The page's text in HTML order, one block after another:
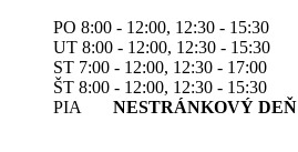
PO 8:00 - 12:00, 12:30 - 15:30
UT 8:00 - 12:00, 12:30 - 15:30
ST 7:00 - 12:00, 12:30 - 17:00
ŠT 8:00 - 12:00, 12:30 - 15:30
PIA NESTRÁNKOVÝ DEŇ